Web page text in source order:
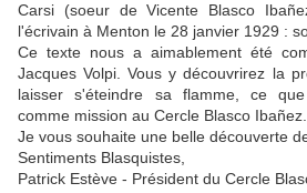
Carsi (soeur de Vicente Blasco
l'écrivain à Menton le 28 janvier 1929 :
Ce texte nous a aimablement été
Jacques Volpi.Vous y découvrirez la
laisser s'éteindre sa flamme, ce
comme mission au Cercle Blasco Ibañez.
Je vous souhaite une belle découverte
Sentiments Blasquistes,
Patrick Estève - Président du Cercle